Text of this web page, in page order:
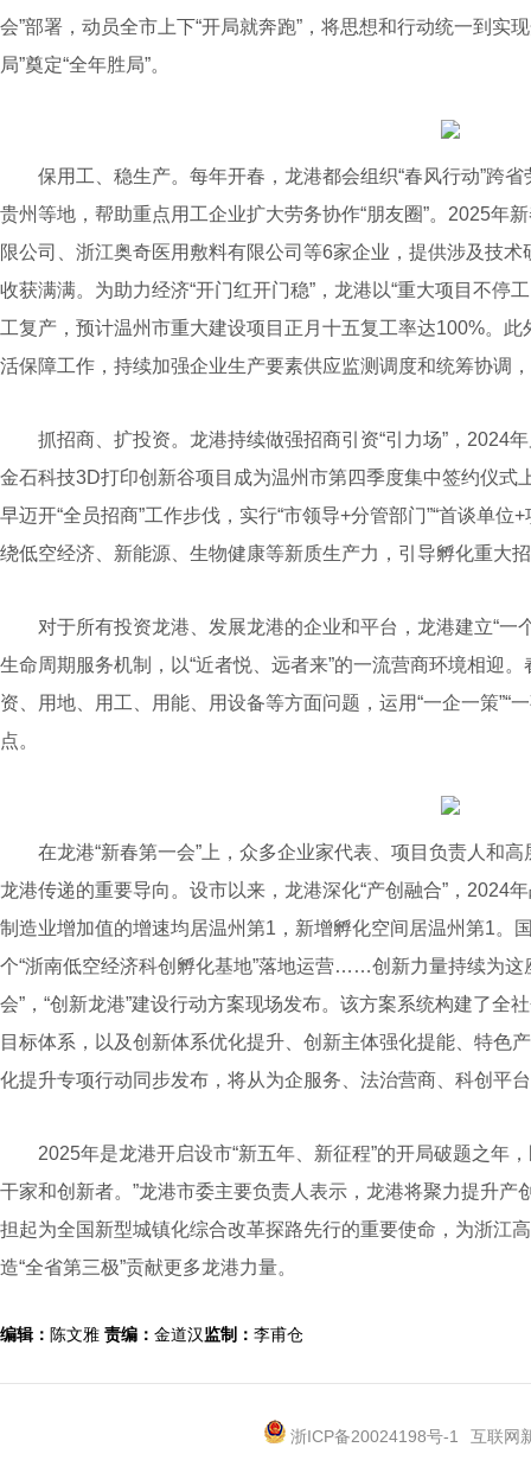
会”部署，动员全市上下“开局就奔跑”，将思想和行动统一到实
局”奠定“全年胜局”。
保用工、稳生产。每年开春，龙港都会组织“春风行动”跨省
贵州等地，帮助重点用工企业扩大劳务协作“朋友圈”。2025年
限公司、浙江奥奇医用敷料有限公司等6家企业，提供涉及技
收获满满。为助力经济“开门红开门稳”，龙港以“重大项目不停
工复产，预计温州市重大建设项目正月十五复工率达100%。
活保障工作，持续加强企业生产要素供应监测调度和统筹协调
抓招商、扩投资。龙港持续做强招商引资“引力场”，2024
金石科技3D打印创新谷项目成为温州市第四季度集中签约仪式
早迈开“全员招商”工作步伐，实行“市领导+分管部门”“首谈单
绕低空经济、新能源、生物健康等新质生产力，引导孵化重大
对于所有投资龙港、发展龙港的企业和平台，龙港建立“一
生命周期服务机制，以“近者悦、远者来”的一流营商环境相迎
资、用地、用工、用能、用设备等方面问题，运用“一企一策”“
点。
在龙港“新春第一会”上，众多企业家代表、项目负责人和高
龙港传递的重要导向。设市以来，龙港深化“产创融合”，2024
制造业增加值的增速均居温州第1，新增孵化空间居温州第1。
个“浙南低空经济科创孵化基地”落地运营……创新力量持续为这
会”，“创新龙港”建设行动方案现场发布。该方案系统构建了全
目标体系，以及创新体系优化提升、创新主体强化提能、特色
化提升专项行动同步发布，将从为企服务、法治营商、科创平
2025年是龙港开启设市“新五年、新征程”的开局破题之年，
干家和创新者。”龙港市委主要负责人表示，龙港将聚力提升
担起为全国新型城镇化综合改革探路先行的重要使命，为浙江
造“全省第三极”贡献更多龙港力量。
编辑： 陈文雅 责编： 金道汉监制： 李甫仓
浙ICP备20024198号-1 互联网